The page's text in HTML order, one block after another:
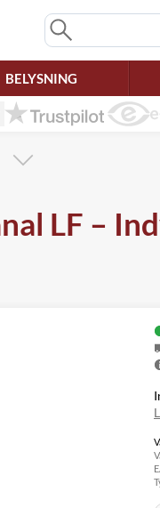
BELYSNING
LF –